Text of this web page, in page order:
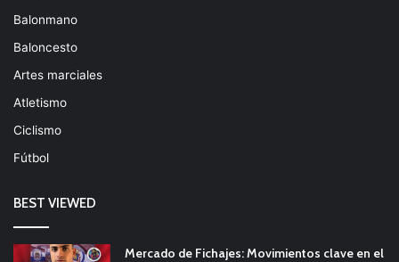
Balonmano
Baloncesto
Artes marciales
Atletismo
Ciclismo
Fútbol
BEST VIEWED
Mercado de Fichajes: Movimientos clave en el